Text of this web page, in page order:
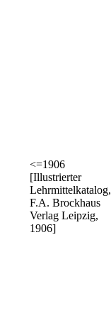
<=1906
[Illustrierter
Lehrmittelkatalog,
F.A. Brockhaus
Verlag Leipzig,
1906]